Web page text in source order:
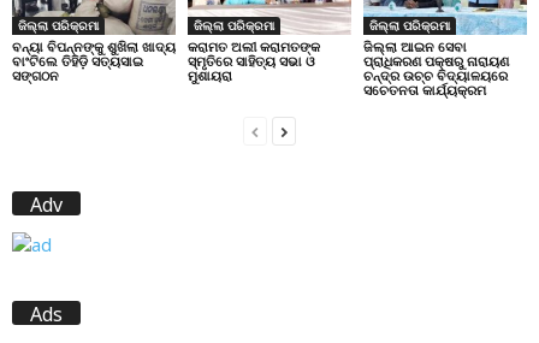
ଜିଲ୍ଲା ପରିକ୍ରମା
ବନ୍ୟା ବିପନ୍ନଙ୍କୁ ଶୁଖିଲା ଖାଦ୍ୟ
ବାଂଟିଲେ ତିହିଡି଼ ସତ୍ୟସାଇ
ସଙ୍ଗଠନ
ଜିଲ୍ଲା ପରିକ୍ରମା
କରାମତ ଅଲୀ କରାମତଙ୍କ
ସ୍ମୃତିରେ ସାହିତ୍ୟ ସଭା ଓ
ମୁଶାୟରା
ଜିଲ୍ଲା ପରିକ୍ରମା
ଜିଲ୍ଲା ଆଇନ ସେବା
ପ୍ରାଧିକରଣ ପକ୍ଷରୁ ନାରାୟଣ
ଚନ୍ଦ୍ର ଉଚ୍ଚ ବିଦ୍ୟାଳୟରେ
ସଚେତନତା କାର୍ଯ୍ୟକ୍ରମ
Adv
Ads